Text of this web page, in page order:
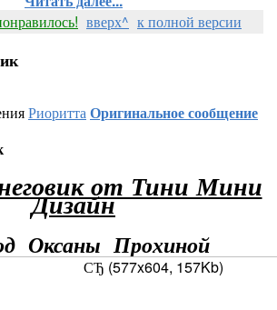
вверх^ к полной версии
РиориттаОригинальное сообщение
от Тини Мини
Дизайн
Оксаны Прохиной